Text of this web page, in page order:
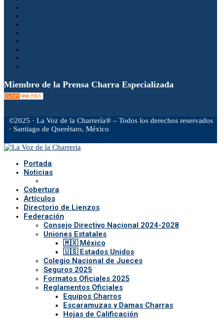
Miembro de la Prensa Charra Especializada
©2025 · La Voz de la Charrería® – Todos los derechos reservados
· Santiago de Querétaro, México
Portada
Noticias
Cobertura
Artículos
Directorio de Lienzos
Federación
Consejo Directivo Nacional 2024-2028
Uniones Estatales
🇲🇽 México
🇺🇸 Estados Unidos
Colegio Nacional de Jueces
Seguros 2025
Formatos Oficiales 2025
Reglamentos Oficiales
Equipos Charros
Escaramuzas y Damas Charras
Hojas de Calificación